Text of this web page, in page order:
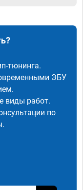
тюнинга.
ЭБУ
виды работ.
по